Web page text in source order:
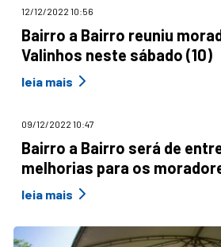
12/12/2022 10:56
Bairro a Bairro reuniu
Valinhos neste sábado (10)
leia mais
09/12/2022 10:47
Bairro a Bairro será de
melhorias para os
leia mais